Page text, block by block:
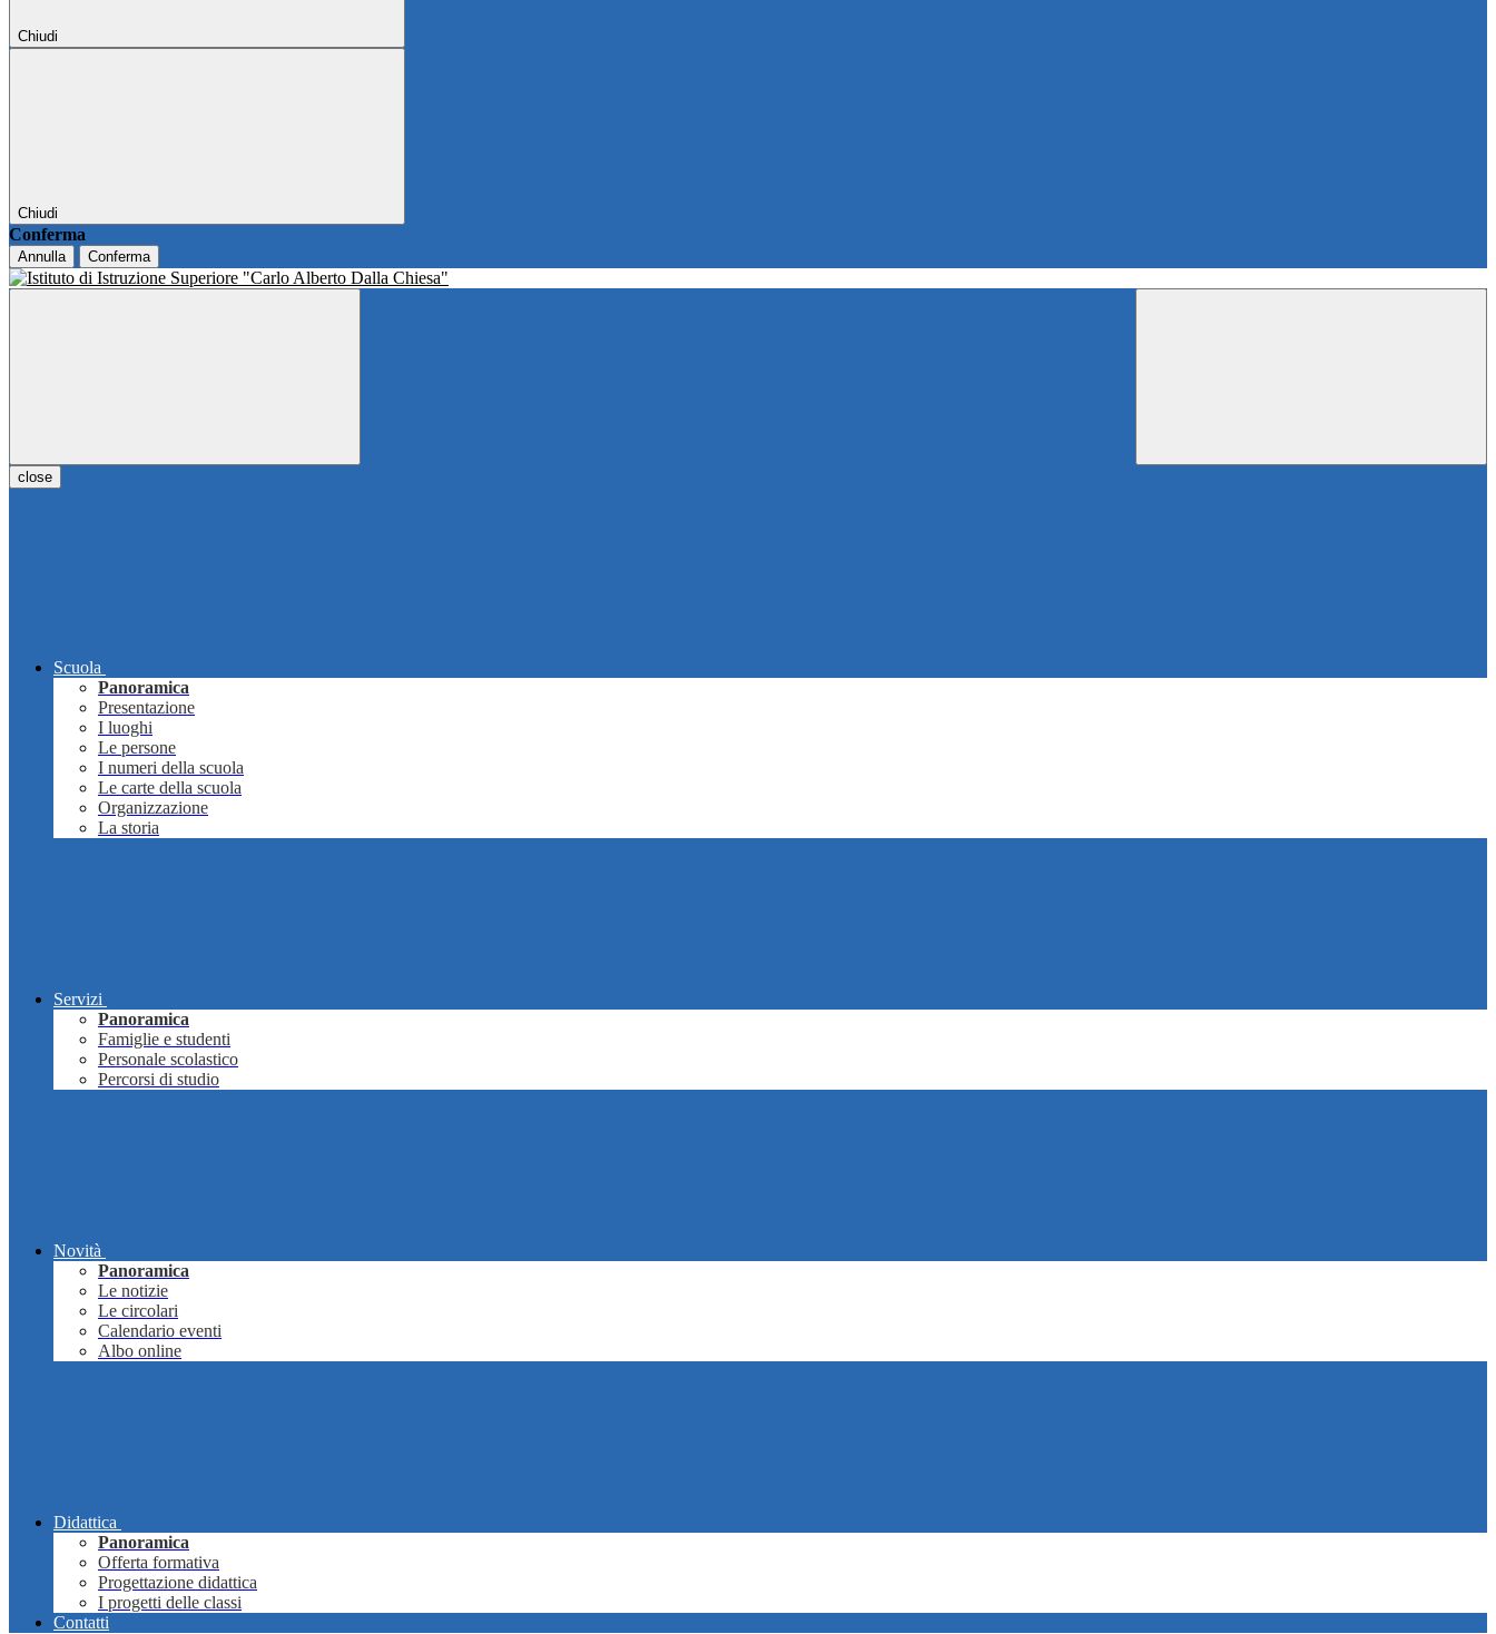
Chiudi
Chiudi
Conferma
Annulla Conferma
close
Scuola
Panoramica
Presentazione
I luoghi
Le persone
I numeri della scuola
Le carte della scuola
Organizzazione
La storia
Servizi
Panoramica
Famiglie e studenti
Personale scolastico
Percorsi di studio
Novità
Panoramica
Le notizie
Le circolari
Calendario eventi
Albo online
Didattica
Panoramica
Offerta formativa
Progettazione didattica
I progetti delle classi
Contatti